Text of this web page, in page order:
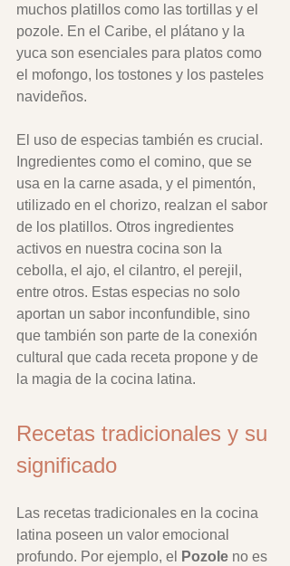
muchos platillos como las tortillas y el
pozole. En el Caribe, el plátano y la
yuca son esenciales para platos como
el mofongo, los tostones y los pasteles
navideños.
El uso de especias también es crucial.
Ingredientes como el comino, que se
usa en la carne asada, y el pimentón,
utilizado en el chorizo, realzan el sabor
de los platillos. Otros ingredientes
activos en nuestra cocina son la
cebolla, el ajo, el cilantro, el perejil,
entre otros. Estas especias no solo
aportan un sabor inconfundible, sino
que también son parte de la conexión
cultural que cada receta propone y de
la magia de la cocina latina.
Recetas tradicionales y su
significado
Las recetas tradicionales en la cocina
latina poseen un valor emocional
profundo. Por ejemplo, el
Pozole no es